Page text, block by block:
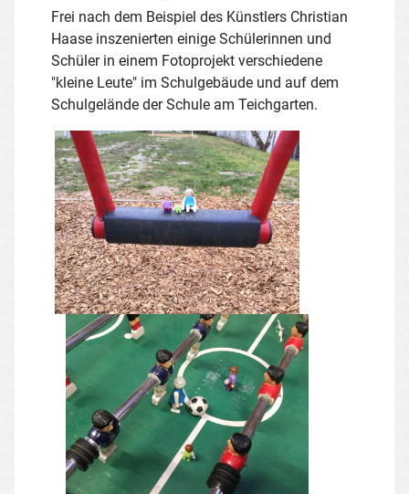
Frei nach dem Beispiel des Künstlers Christian
Haase inszenierten einige Schülerinnen und
Schüler in einem Fotoprojekt verschiedene
"kleine Leute" im Schulgebäude und auf dem
Schulgelände der Schule am Teichgarten.